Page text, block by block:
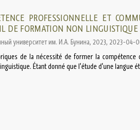
PROFESSIONNELLE ET
DE FORMATION NON LINGUISTIQUE
университет им. И.А. Бунина, 2023, 2023-04-
de la nécessité de former la compétence
Étant donné que l'étude d'une langue